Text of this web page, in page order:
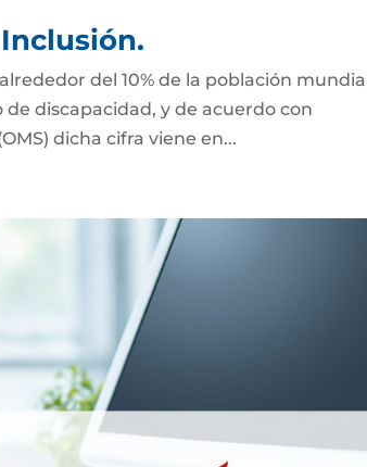
del 10% de la población
discapacidad, y de acuerdo con
dicha cifra viene en...